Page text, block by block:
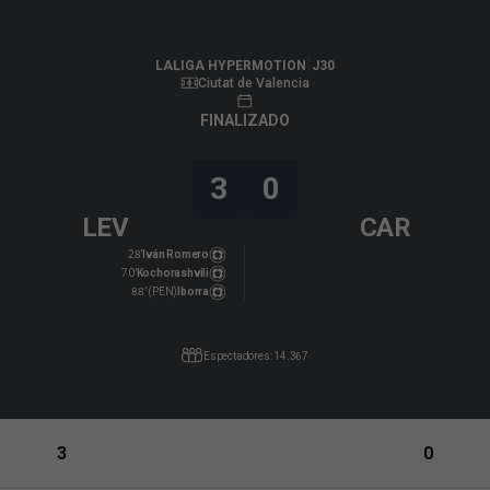
LALIGA HYPERMOTION J30
Ciutat de Valencia
FINALIZADO
LEV
3 0
CAR
28’ Iván Romero
70’Kochorashvili
88’ (PEN) Iborra
Espectadores: 14.367
3 0